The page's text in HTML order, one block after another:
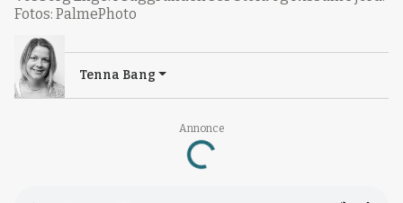
Annonce
Loading...
Fotos: PalmePhoto
Tenna Bang